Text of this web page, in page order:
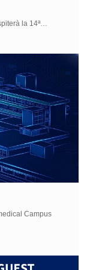
la 14ª…
Campus